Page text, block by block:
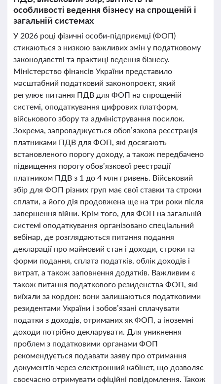
особливості ведення бізнесу на спрощеній і
загальній системах
У 2026 році фізичні особи-підприємці (ФОП)
стикаються з низкою важливих змін у податковому
законодавстві та практиці ведення бізнесу.
Міністерство фінансів України представило
масштабний податковий законопроєкт, який
регулює питання ПДВ для ФОП на спрощеній
системі, оподаткування цифрових платформ,
військового збору та адміністрування посилок.
Зокрема, запроваджується обов’язкова реєстрація
платниками ПДВ для ФОП, які досягають
встановленого порогу доходу, а також передбачено
підвищення порогу обов’язкової реєстрації
платником ПДВ з 1 до 4 млн гривень. Військовий
збір для ФОП різних груп має свої ставки та строки
сплати, а його дія продовжена ще на три роки після
завершення війни. Крім того, для ФОП на загальній
системі оподаткування організовано спеціальний
вебінар, де розглядаються питання подання
декларації про майновий стан і доходи, строки та
форми подання, сплата податків, облік доходів і
витрат, а також заповнення додатків. Важливим є
також питання податкового резиденства ФОП, які
виїхали за кордон: вони залишаються податковими
резидентами України і зобов’язані сплачувати
податки з доходів, отриманих як ФОП, а іноземні
доходи потрібно декларувати. Для уникнення
проблем з податковими органами ФОП
рекомендується подавати заяву про отримання
документів через електронний кабінет, що дозволяє
своєчасно отримувати офіційні повідомлення. Також